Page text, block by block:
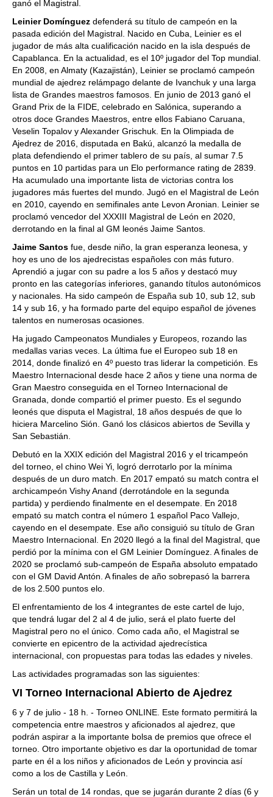
ganó el Magistral.
Leinier Domínguez defenderá su título de campeón en la
pasada edición del Magistral. Nacido en Cuba, Leinier es el
jugador de más alta cualificación nacido en la isla después de
Capablanca. En la actualidad, es el 10º jugador del Top mundial.
En 2008, en Almaty (Kazajistán), Leinier se proclamó campeón
mundial de ajedrez relámpago delante de Ivanchuk y una larga
lista de Grandes maestros famosos. En junio de 2013 ganó el
Grand Prix de la FIDE, celebrado en Salónica, superando a
otros doce Grandes Maestros, entre ellos Fabiano Caruana,
Veselin Topalov y Alexander Grischuk. En la Olimpiada de
Ajedrez de 2016, disputada en Bakú, alcanzó la medalla de
plata defendiendo el primer tablero de su país, al sumar 7.5
puntos en 10 partidas para un Elo performance rating de 2839.
Ha acumulado una importante lista de victorias contra los
jugadores más fuertes del mundo. Jugó en el Magistral de León
en 2010, cayendo en semifinales ante Levon Aronian. Leinier se
proclamó vencedor del XXXIII Magistral de León en 2020,
derrotando en la final al GM leonés Jaime Santos.
Jaime Santos fue, desde niño, la gran esperanza leonesa, y
hoy es uno de los ajedrecistas españoles con más futuro.
Aprendió a jugar con su padre a los 5 años y destacó muy
pronto en las categorías inferiores, ganando títulos autonómicos
y nacionales. Ha sido campeón de España sub 10, sub 12, sub
14 y sub 16, y ha formado parte del equipo español de jóvenes
talentos en numerosas ocasiones.
Ha jugado Campeonatos Mundiales y Europeos, rozando las
medallas varias veces. La última fue el Europeo sub 18 en
2014, donde finalizó en 4º puesto tras liderar la competición. Es
Maestro Internacional desde hace 2 años y tiene una norma de
Gran Maestro conseguida en el Torneo Internacional de
Granada, donde compartió el primer puesto. Es el segundo
leonés que disputa el Magistral, 18 años después de que lo
hiciera Marcelino Sión. Ganó los clásicos abiertos de Sevilla y
San Sebastián.
Debutó en la XXIX edición del Magistral 2016 y el tricampeón
del torneo, el chino Wei Yi, logró derrotarlo por la mínima
después de un duro match. En 2017 empató su match contra el
archicampeón Vishy Anand (derrotándole en la segunda
partida) y perdiendo finalmente en el desempate. En 2018
empató su match contra el número 1 español Paco Vallejo,
cayendo en el desempate. Ese año consiguió su título de Gran
Maestro Internacional. En 2020 llegó a la final del Magistral, que
perdió por la mínima con el GM Leinier Domínguez. A finales de
2020 se proclamó sub-campeón de España absoluto empatado
con el GM David Antón. A finales de año sobrepasó la barrera
de los 2.500 puntos elo.
El enfrentamiento de los 4 integrantes de este cartel de lujo,
que tendrá lugar del 2 al 4 de julio, será el plato fuerte del
Magistral pero no el único. Como cada año, el Magistral se
convierte en epicentro de la actividad ajedrecística
internacional, con propuestas para todas las edades y niveles.
Las actividades programadas son las siguientes:
VI Torneo Internacional Abierto de Ajedrez
6 y 7 de julio - 18 h. - Torneo ONLINE. Este formato permitirá la
competencia entre maestros y aficionados al ajedrez, que
podrán aspirar a la importante bolsa de premios que ofrece el
torneo. Otro importante objetivo es dar la oportunidad de tomar
parte en él a los niños y aficionados de León y provincia así
como a los de Castilla y León.
Serán un total de 14 rondas, que se jugarán durante 2 días (6 y